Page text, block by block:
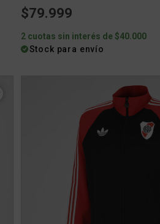
$79.999
2 cuotas sin interés de $40.000
Stock para envío